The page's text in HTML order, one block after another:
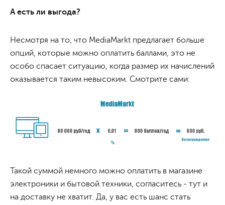
А есть ли выгода?
Несмотря на то, что MediaMarkt предлагает больше
опций, которые можно оплатить баллами, это не
особо спасает ситуацию, когда размер их начислений
оказывается таким невысоким. Смотрите сами:
Такой суммой немного можно оплатить в магазине
электроники и бытовой техники, согласитесь - тут и
на доставку не хватит. Да, у вас есть шанс стать